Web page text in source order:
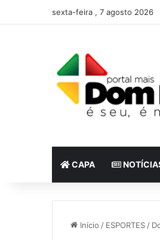
sexta-feira , 7 agosto 2026
CAPA
Início / ESPORTES /